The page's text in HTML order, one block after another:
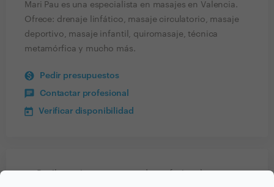
Mari Pau es una especialista en masajes en Valencia.
Ofrece: drenaje linfático, masaje circulatorio, masaje
deportivo, masaje infantil, quiromasaje, técnica
metamórfica y mucho más.
Pedir presupuestos
Contactar profesional
Verificar disponibilidad